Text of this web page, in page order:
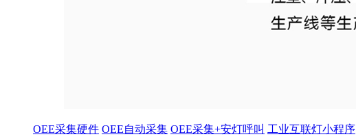
OEE采集硬件 OEE自动采集 OEE采集+安灯呼叫 工业互联灯小程序